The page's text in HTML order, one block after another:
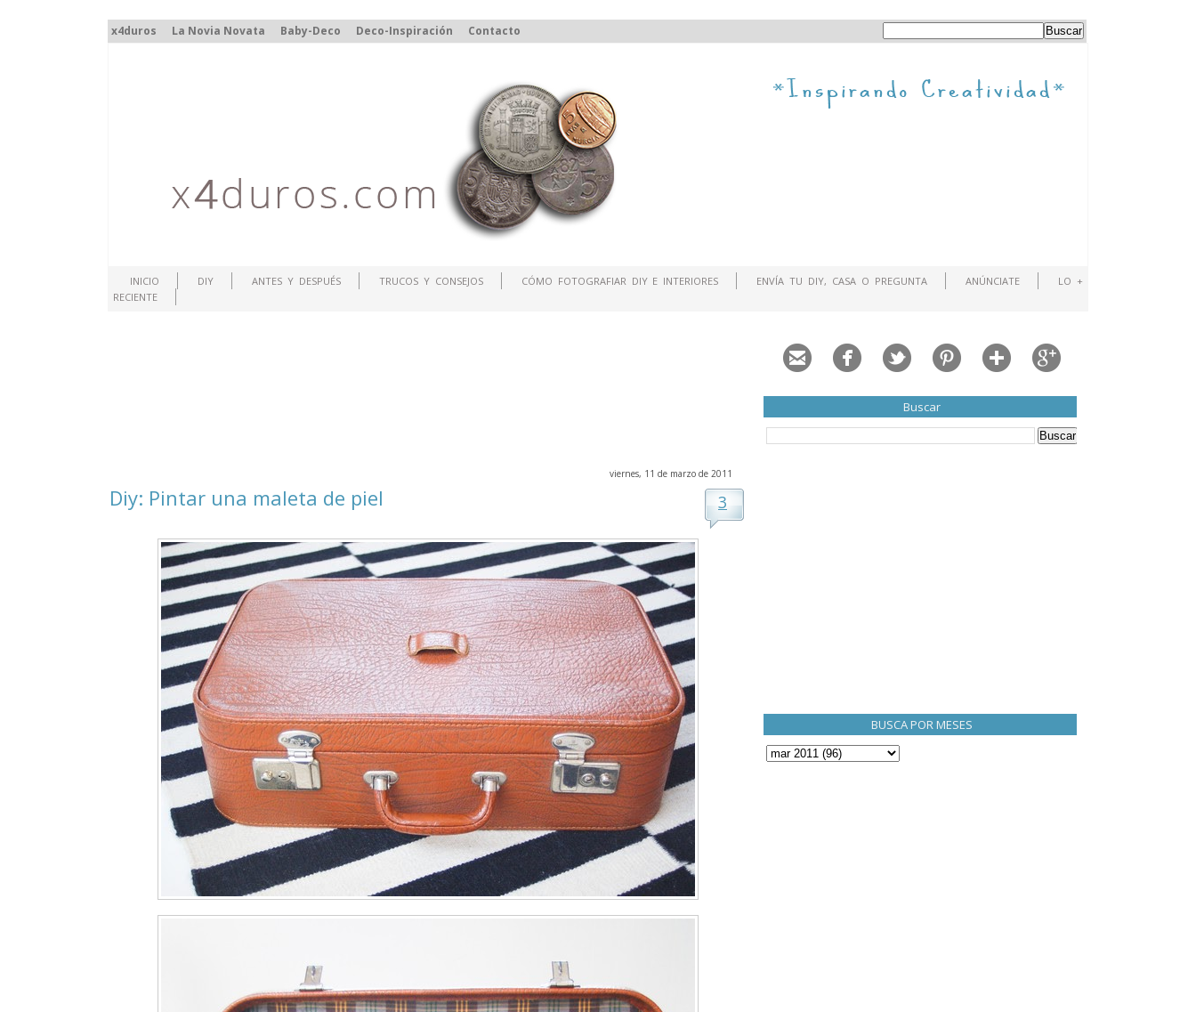
x4duros La Novia Novata Baby-Deco Deco-Inspiración Contacto
INICIO DIY ANTES Y DESPUÉS TRUCOS Y CONSEJOS CÓMO FOTOGRAFIAR DIY E INTERIORES ENVÍA TU DIY, CASA O PREGUNTA ANÚNCIATE
LO +
RECIENTE
viernes, 11 de marzo de 2011
3
Diy: Pintar una maleta de piel
Buscar
BUSCA POR MESES